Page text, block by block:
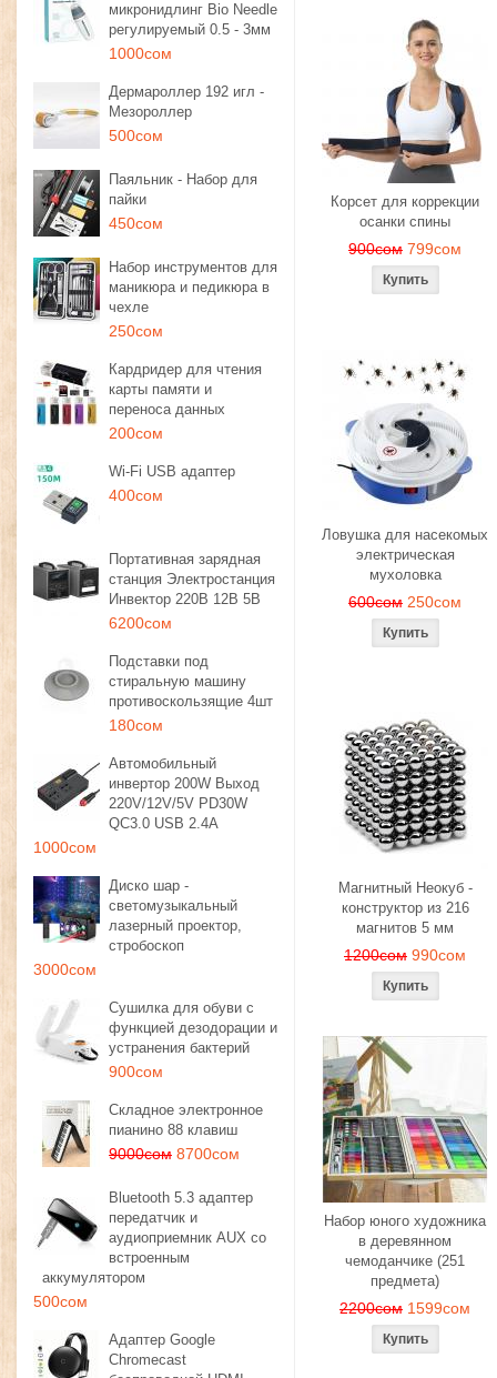
микронидлинг Bio Needle
регулируемый 0.5 - 3мм
1000сом
Дермароллер 192 игл -
Мезороллер
500сом
Паяльник - Набор для
пайки
450сом
Набор инструментов для
маникюра и педикюра в
чехле
250сом
Кардридер для чтения
карты памяти и
переноса данных
200сом
Wi-Fi USB адаптер
400сом
Портативная зарядная
станция Электростанция
Инвектор 220В 12В 5В
6200сом
Подставки под
стиральную машину
противоскользящие 4шт
180сом
Автомобильный
инвертор 200W Выход
220V/12V/5V PD30W
QC3.0 USB 2.4A
1000сом
Диско шар -
светомузыкальный
лазерный проектор,
стробоскоп
3000сом
Сушилка для обуви с
функцией дезодорации и
устранения бактерий
900сом
Складное электронное
пианино 88 клавиш
9000сом 8700сом
Bluetooth 5.3 адаптер
передатчик и
аудиоприемник AUX со
встроенным
аккумулятором
500сом
Адаптер Google
Chromecast
Корсет для коррекции
осанки спины
900сом 799сом
Ловушка для насекомых
электрическая
мухоловка
600сом 250сом
Магнитный Неокуб -
конструктор из 216
магнитов 5 мм
1200сом 990сом
Набор юного художника
в деревянном
чемоданчике (251
предмета)
2200сом 1599сом